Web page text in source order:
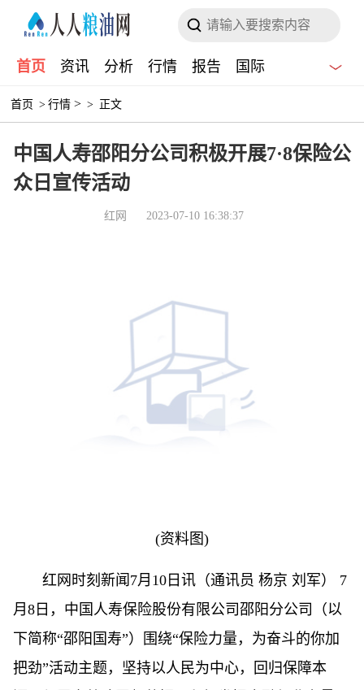
首页 资讯 分析 行情 报告 国际
首页 > 行情 > > 正文
中国人寿邵阳分公司积极开展7·8保险公
众日宣传活动
红网 2023-07-10 16:38:37
(资料图)
红网时刻新闻7月10日讯（通讯员 杨京 刘军） 7
月8日，中国人寿保险股份有限公司邵阳分公司（以
下简称“邵阳国寿”）围绕“保险力量，为奋斗的你加
把劲”活动主题，坚持以人民为中心，回归保障本